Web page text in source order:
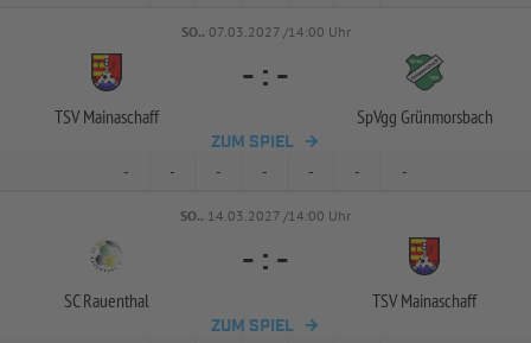
SO.. 07.03.2027 /14:00 Uhr
TSV Mainaschaff
- : -
SpVgg Grünmorsbach
ZUM SPIEL
- - - - - - -
SO.. 14.03.2027 /14:00 Uhr
SC Rauenthal
- : -
TSV Mainaschaff
ZUM SPIEL